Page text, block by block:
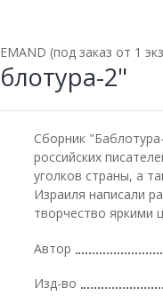
(под заказ от 1
2"
Сборник
российских
уголков страны, а
Израиля написали
творчество яркими
Автор
Изд-во